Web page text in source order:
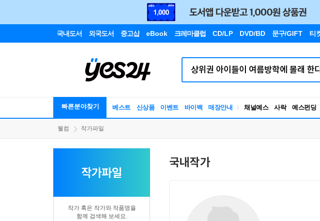
국내도서 외국도서 중고샵 eBook 크레마클럽 CD/LP DVD/BD 문구/GIFT 티
빠른분야찾기 베스트 신상품 이벤트 바이백 매장안내 채널예스 사락 예스펀딩
웰컴 작가파일
작가파일
작가 혹은 작가와 작품명을
함께 검색해 보세요.
국내작가